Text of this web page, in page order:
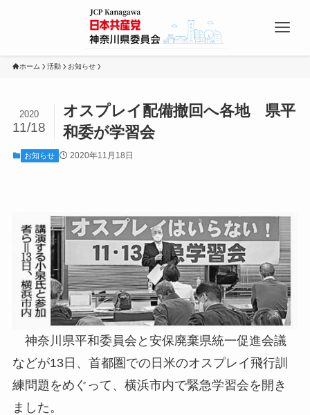
ホーム 活動 お知らせ
オスプレイ配備撤回へ各地 県平
和委が学習会
2020
11/18
お知らせ 2020年11月18日
神奈川県平和委員会と安保廃棄県統一促進会議
などが13日、首都圏での日米のオスプレイ飛行訓
練問題をめぐって、横浜市内で緊急学習会を開き
ました。